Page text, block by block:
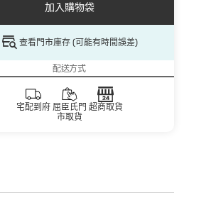
加入購物袋
查看門市庫存 (可能有時間誤差)
配送方式
宅配到府 屈臣氏門
市取貨
超商取貨